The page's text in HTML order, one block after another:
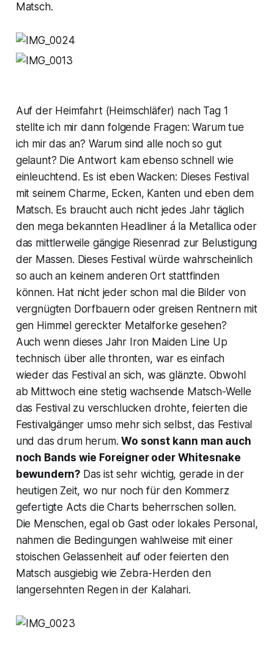
Matsch.
Auf der Heimfahrt (Heimschläfer) nach Tag 1
stellte ich mir dann folgende Fragen: Warum tue
ich mir das an? Warum sind alle noch so gut
gelaunt? Die Antwort kam ebenso schnell wie
einleuchtend. Es ist eben Wacken: Dieses Festival
mit seinem Charme, Ecken, Kanten und eben dem
Matsch. Es braucht auch nicht jedes Jahr täglich
den mega bekannten Headliner á la Metallica oder
das mittlerweile gängige Riesenrad zur Belustigung
der Massen. Dieses Festival würde wahrscheinlich
so auch an keinem anderen Ort stattfinden
können. Hat nicht jeder schon mal die Bilder von
vergnügten Dorfbauern oder greisen Rentnern mit
gen Himmel gereckter Metalforke gesehen?
Auch wenn dieses Jahr Iron Maiden Line Up
technisch über alle thronten, war es einfach
wieder das Festival an sich, was glänzte. Obwohl
ab Mittwoch eine stetig wachsende Matsch-Welle
das Festival zu verschlucken drohte, feierten die
Festivalgänger umso mehr sich selbst, das Festival
und das drum herum.Wo sonst kann man auch
noch Bands wie Foreigner oder Whitesnake
bewundern? Das ist sehr wichtig, gerade in der
heutigen Zeit, wo nur noch für den Kommerz
gefertigte Acts die Charts beherrschen sollen.
Die Menschen, egal ob Gast oder lokales Personal,
nahmen die Bedingungen wahlweise mit einer
stoischen Gelassenheit auf oder feierten den
Matsch ausgiebig wie Zebra-Herden den
langersehnten Regen in der Kalahari.